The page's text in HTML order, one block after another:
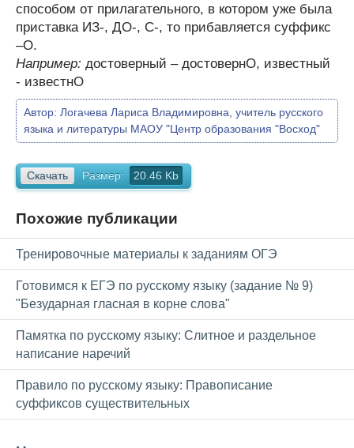
способом от прилагательного, в котором уже была
приставка ИЗ-, ДО-, С-, то прибавляется суффикс
–О.
Например: достоверный – достовернО, известный
- известнО
Автор: Логачева Лариса Владимировна, учитель русского
языка и литературы МАОУ "Центр образования "Восход"
Скачать Размер: 20.46 Kb
Похожие публикации
Тренировочные материалы к заданиям ОГЭ
Готовимся к ЕГЭ по русскому языку (задание № 9)
"Безударная гласная в корне слова"
Памятка по русскому языку: Слитное и раздельное
написание наречий
Правило по русскому языку: Правописание
суффиксов существительных